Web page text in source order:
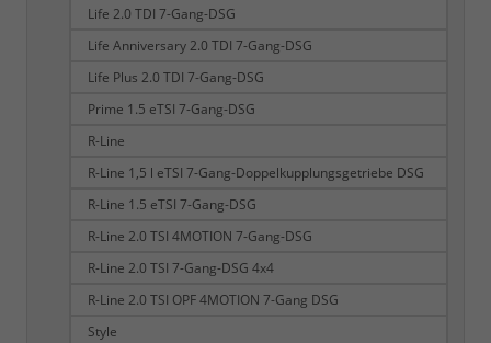
Life 2.0 TDI 7-Gang-DSG
Life Anniversary 2.0 TDI 7-Gang-DSG
Life Plus 2.0 TDI 7-Gang-DSG
Prime 1.5 eTSI 7-Gang-DSG
R-Line
R-Line 1,5 l eTSI 7-Gang-Doppelkupplungsgetriebe DSG
R-Line 1.5 eTSI 7-Gang-DSG
R-Line 2.0 TSI 4MOTION 7-Gang-DSG
R-Line 2.0 TSI 7-Gang-DSG 4x4
R-Line 2.0 TSI OPF 4MOTION 7-Gang DSG
Style